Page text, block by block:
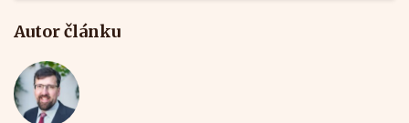
Autor článku